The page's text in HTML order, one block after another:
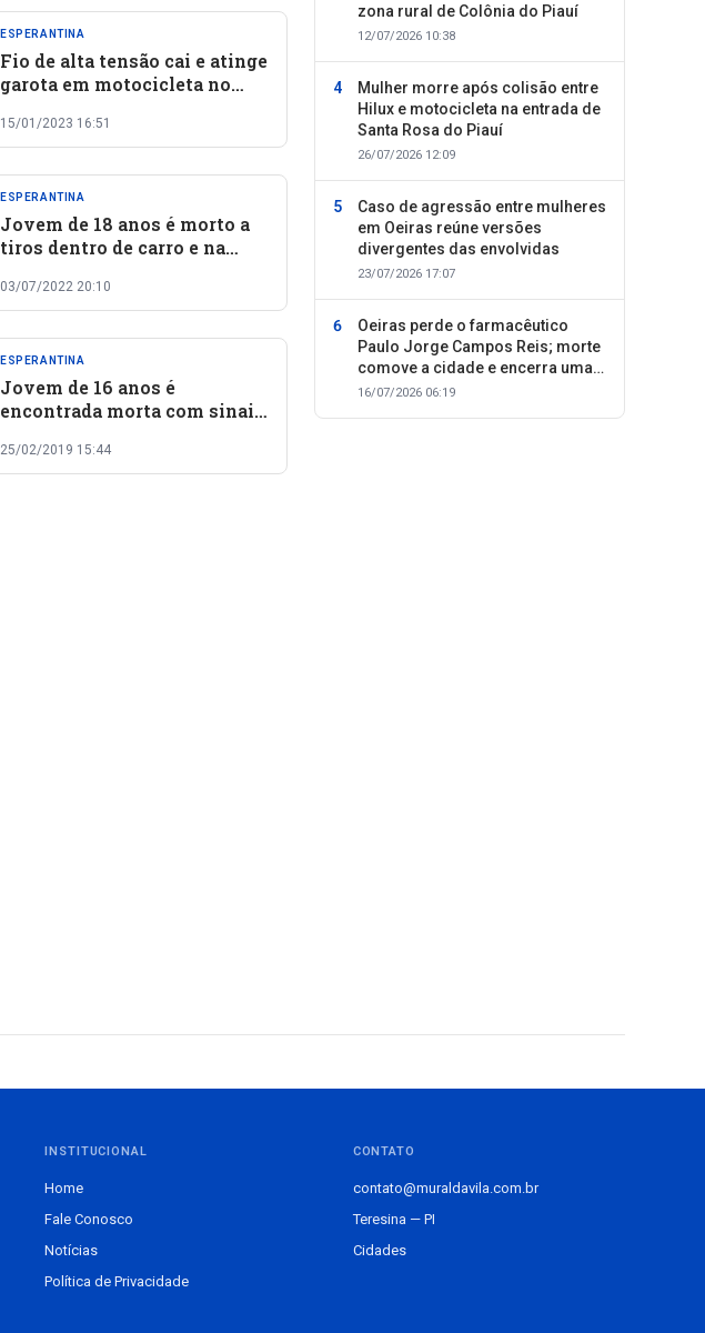
ESPERANTINA
Fio de alta tensão cai e atinge
garota em motocicleta no
15/01/2023 16:51
ESPERANTINA
Jovem de 18 anos é morto a
tiros dentro de carro e na
03/07/2022 20:10
ESPERANTINA
Jovem de 16 anos é
encontrada morta com sinais
25/02/2019 15:44
zona rural de Colônia do Piauí
12/07/2026 10:38
Mulher morre após colisão entre
Hilux e motocicleta na entrada de
Santa Rosa do Piauí
26/07/2026 12:09
Caso de agressão entre mulheres
em Oeiras reúne versões
divergentes das envolvidas
23/07/2026 17:07
Oeiras perde o farmacêutico
Paulo Jorge Campos Reis; morte
comove a cidade e encerra uma
trajetória dedicada ao cuidado
16/07/2026 06:19
INSTITUCIONAL
Home
Fale Conosco
Notícias
Política de Privacidade
CONTATO
contato@muraldavila.com.br
Teresina — PI
Cidades